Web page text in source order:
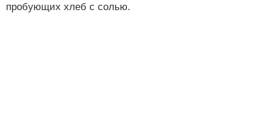
пробующих хлеб с солью.